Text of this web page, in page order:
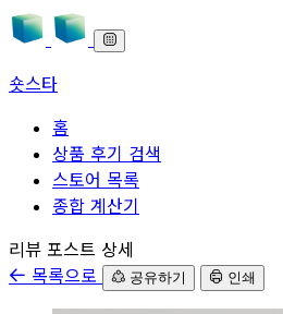
숏스타
홈
상품 후기 검색
스토어 목록
종합 계산기
본문으로 바로가기
리뷰 포스트 상세
목록으로
공유하기 인쇄